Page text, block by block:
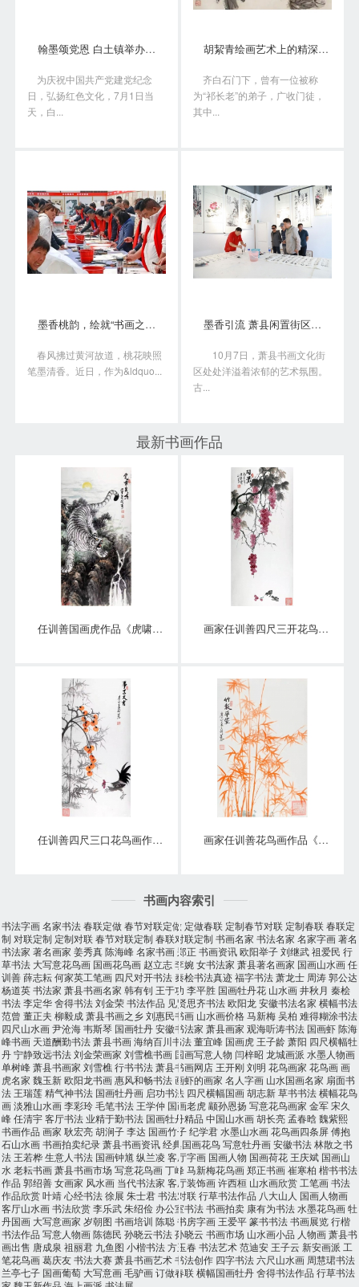
翰墨颂党恩 白土镇举办书画笔会庆“七一”
为庆祝中国共产党建党纪念
日，弘扬红色文化，7月1日当
天，白...
胡絜青绘画艺术上的精深造诣从何而来?
齐白石门下，曾有一位被称
为“祁长老”的弟子，广收门徒，
其中...
墨香桃韵，绘就“书画之乡”新画卷
春风拂过黄河故道，桃花映照
笔墨清香。近日，作为&ldquo...
墨香引流 萧县闲置街区变身书画艺术聚落
10月7日，萧县书画文化街
区处处洋溢着浓郁的艺术氛围。
古...
最新书画作品
任训善国画虎作品《虎啸泉鸣》四尺整张真迹 画家任训善四尺三开花鸟画作品《硕果》
任训善四尺三口花鸟画作品《事事大吉》 画家任训善花鸟画作品《竹报平安》
书画内容索引
书法字画名家书法春联定做春节对联定做 定做春联 定制春节对联 定制春联春联定
制 对联定制 定制对联春节对联定制 春联对联定制 书画名家 书法名家 名家字画著名
书法家 著名画家 姜秀真陈海峰名家书画郑正 书画资讯欧阳举子刘继武祖爱民 行
草书法 大写意花鸟画 国画花鸟画 赵立志李婉 女书法家 萧县著名画家 国画山水画任
训善薛志耘何家英工笔画 四尺对开书法秦桧书法真迹福字书法萧龙士 周涛郭公达
杨道英书法家 萧县书画名家 韩有钊 王于功 李平胜 国画牡丹花 山水画井秋月 秦桧
书法李定华舍得书法刘金荣书法作品 见贤思齐书法欧阳龙安徽书法名家 横幅书法
范曾 董正夫 柳毅成萧县书画之乡刘惠民书画 山水画价格马新梅吴柏 难得糊涂书法
四尺山水画尹沧海韦斯琴 国画牡丹安徽书法家 萧县画家 观海听涛书法 国画虾陈海
峰书画 天道酬勤书法萧县书画海纳百川书法董宜峰 国画虎 王子龄萧阳 四尺横幅牡
丹宁静致远书法刘金荣画家 刘雪樵书画 国画写意人物 闫梓昭 龙城画派 水墨人物画
单树峰萧县书画家 刘雪樵行书书法萧县书画网店 王开刚刘明 花鸟画家 花鸟画画
虎名家 魏玉新欧阳龙书画惠风和畅书法画虾的画家 名人字画 山水国画名家 扇面书
法 王瑞莲精气神书法 国画牡丹画 启功书法 四尺横幅国画胡志新草书书法横幅花鸟
画淡雅山水画李彩玲毛笔书法 王学仲 国画老虎颛孙恩扬 写意花鸟画家 金军宋久
峰任清宇客厅书法业精于勤书法 国画牡丹精品 中国山水画胡长亮孟春晗魏紫熙
书画作品 画家 耿宏亮胡涧子李达 国画竹子纪学君水墨山水画花鸟画四条屏傅抱
石山水画书画拍卖纪录萧县书画资讯经典国画花鸟写意牡丹画安徽书法林散之书
法 王若桦生意人书法 国画钟馗纵兰凌 客厅字画 国画人物 国画荷花 王庆斌 国画山
水 老耘书画萧县书画市场 写意花鸟画丁峰马新梅花鸟画郑正书画崔寒柏 楷书书法
作品 郭绍善女画家 风水画 当代书法家 客厅装饰画许西桓 山水画欣赏 工笔画书法
作品欣赏叶靖心经书法徐展 朱士君书法对联行草书法作品 八大山人 国画人物画
客厅山水画书法欣赏李乐武朱绍俭 办公室书法书画拍卖 康有为书法水墨花鸟画牡
丹国画 大写意画家 岁朝图 书画培训 陈聪书房字画 王爱平篆书书法书画展览行楷
书法作品 写意人物画陈德民 孙晓云书法孙晓云 书画市场 山水画小品 人物画萧县书
画出售 唐成泉 祖丽君 九鱼图 小楷书法方玉春书法艺术范迪安 王子云 新安画派 工
笔花鸟画葛庆友书法大赛萧县书画艺术书法创作 四字书法六尺山水画 周慧珺书法
兰亭七子 国画葡萄 大写意画毛驴画订做春联横幅国画牡丹舍得书法作品 行草书法